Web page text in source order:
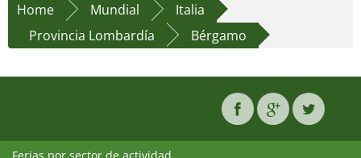
Home Mundial
Italia
Provincia Lombardía
Bérgamo